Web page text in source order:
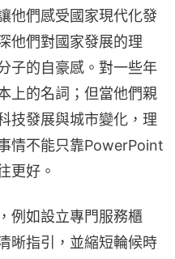
他們感受國家現代化發
他們對國家發展的理
子的自豪感。對一些年
上的名詞；但當他們親
技發展與城市變化，理
情不能只靠PowerPoint
更好。
例如設立專門服務櫃
晰指引，並縮短輪候時